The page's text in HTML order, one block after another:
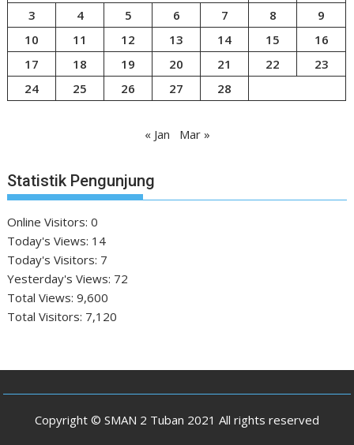
3
4 5 6 7 8
9
10
11 12 13 14 15
16
17
18 19 20 21 22
23
24
25 26 27 28
« Jan Mar »
Statistik Pengunjung
Online Visitors:0
Today's Views: 14
Today's Visitors: 7
Yesterday's Views: 72
Total Views:9,600
Total Visitors: 7,120
Copyright © SMAN 2 Tuban 2021 All rights reserved